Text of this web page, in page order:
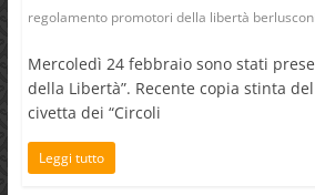
regolamento promotori della libertà berlusconi
Mercoledì 24 febbraio sono stati
della Libertà”. Recente copia stinta
civetta dei “Circoli
Leggi tutto